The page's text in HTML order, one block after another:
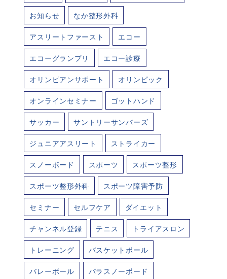
お知らせ なか整形外科
アスリートファースト エコー
エコーグランプリ エコー診療
オリンピアンサポート オリンピック
オンラインセミナー ゴットハンド
サッカー サントリーサンバーズ
ジュニアアスリート ストライカー
スノーボード スポーツ スポーツ整形
スポーツ整形外科 スポーツ障害予防
セミナー セルフケア ダイエット
チャンネル登録 テニス トライアスロン
トレーニング バスケットボール
バレーボール パラスノーボード